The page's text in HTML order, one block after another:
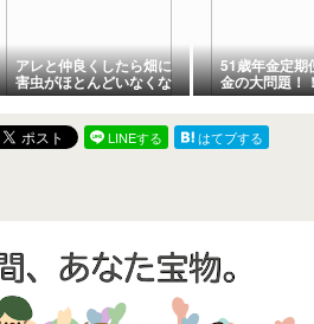
アレと仲良くしたら畑に
害虫がほとんどいなくな
った
51歳年金定期
金の大問題！
LINEする
はてブする